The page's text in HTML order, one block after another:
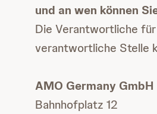
und an wen können
Die Verantwortliche
verantwortliche Stelle
AMO Germany GmbH
Bahnhofplatz 12